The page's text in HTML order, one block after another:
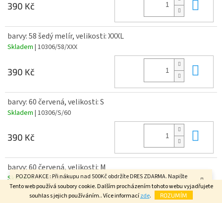
Tento web používá soubory cookie. Dalším procházením tohoto webu vyjadřujete
souhlas s jejich používáním.. Více informacízde. ROZUMÍM
POZOR AKCE : Při nákupu nad 500Kč obdržíte DRES ZDARMA. Napište
velikost do poznámky v závěrečném kroku objednávky. FAJN DEN.
390 Kč
barvy: 58 šedý melír, velikosti: XXXL
Skladem | 10306/58/XXX
390 Kč
barvy: 60 červená, velikosti: S
Skladem | 10306/S/60
390 Kč
barvy: 60 červená, velikosti: M
Skladem| 10306/M/60